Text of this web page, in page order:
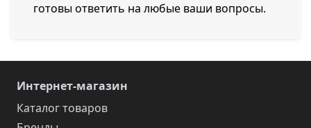
готовы ответить на любые ваши вопросы.
Интернет-магазин
Каталог товаров